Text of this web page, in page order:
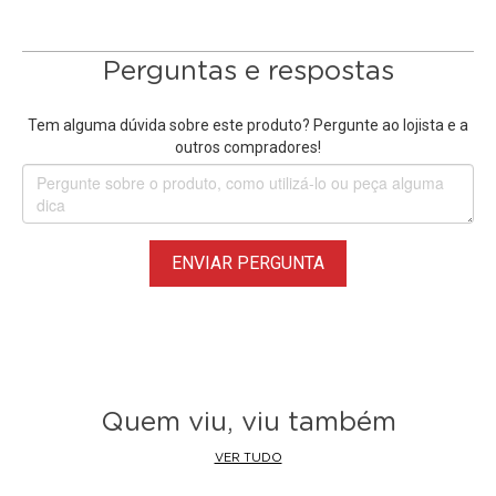
Perguntas e respostas
Tem alguma dúvida sobre este produto? Pergunte ao lojista e a
outros compradores!
ENVIAR PERGUNTA
Quem viu, viu também
VER TUDO